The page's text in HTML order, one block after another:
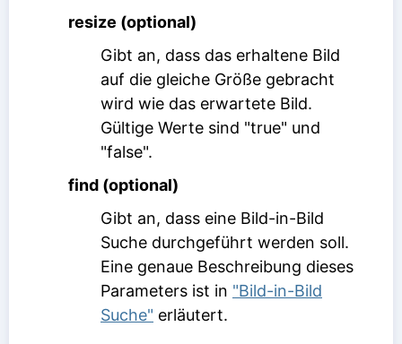
resize (optional)
Gibt an, dass das erhaltene Bild
auf die gleiche Größe gebracht
wird wie das erwartete Bild.
Gültige Werte sind "true" und
"false".
find (optional)
Gibt an, dass eine Bild-in-Bild
Suche durchgeführt werden soll.
Eine genaue Beschreibung dieses
Parameters ist in "Bild-in-Bild
Suche" erläutert.